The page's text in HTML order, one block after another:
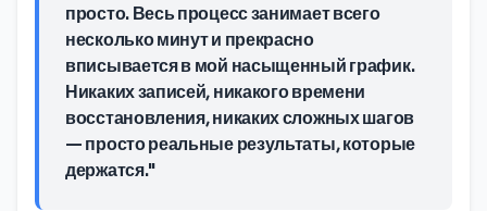
просто. Весь процесс занимает всего
несколько минут и прекрасно
вписывается в мой насыщенный график.
Никаких записей, никакого времени
восстановления, никаких сложных шагов
— просто реальные результаты, которые
держатся."